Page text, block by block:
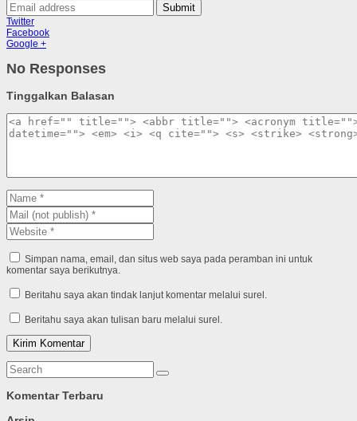
Submit
Twitter
Facebook
Google +
No Responses
Tinggalkan Balasan
Simpan nama, email, dan situs web saya pada peramban ini untuk
komentar saya berikutnya.
Beritahu saya akan tindak lanjut komentar melalui surel.
Beritahu saya akan tulisan baru melalui surel.
Komentar Terbaru